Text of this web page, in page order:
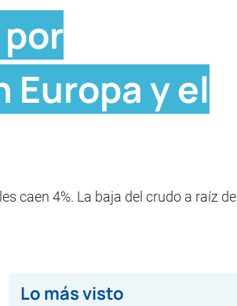
Europa y el
caen 4%. La baja del crudo a raíz del
Lo más visto